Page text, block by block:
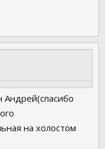
на холостом